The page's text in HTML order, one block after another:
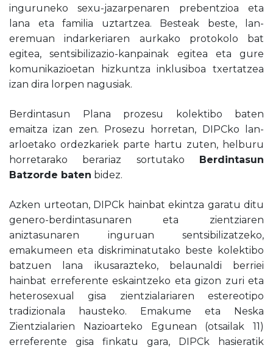
inguruneko sexu-jazarpenaren prebentzioa eta
lana eta familia uztartzea. Besteak beste, lan-
eremuan indarkeriaren aurkako protokolo bat
egitea, sentsibilizazio-kanpainak egitea eta gure
komunikazioetan hizkuntza inklusiboa txertatzea
izan dira lorpen nagusiak.
Berdintasun Plana prozesu kolektibo baten
emaitza izan zen. Prosezu horretan, DIPCko lan-
arloetako ordezkariek parte hartu zuten, helburu
horretarako berariaz sortutako Berdintasun
Batzorde baten bidez.
Azken urteotan, DIPCk hainbat ekintza garatu ditu
genero-berdintasunaren eta zientziaren
aniztasunaren inguruan sentsibilizatzeko,
emakumeen eta diskriminatutako beste kolektibo
batzuen lana ikusarazteko, belaunaldi berriei
hainbat erreferente eskaintzeko eta gizon zuri eta
heterosexual gisa zientzialariaren estereotipo
tradizionala hausteko. Emakume eta Neska
Zientzialarien Nazioarteko Egunean (otsailak 11)
erreferente gisa finkatu gara, DIPCk hasieratik